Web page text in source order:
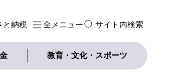
と納税 全メニュー サイト内検索
教育・文化・スポーツ